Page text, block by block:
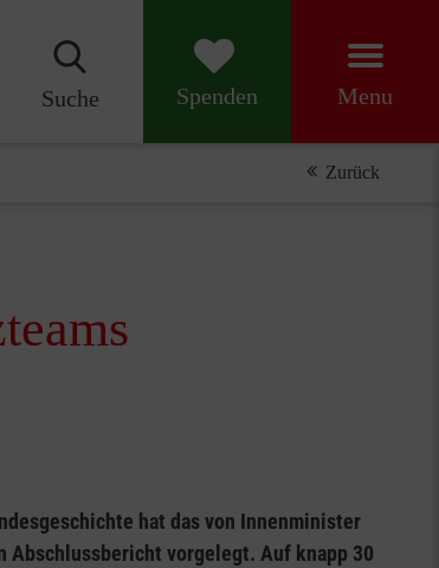
Suche Spenden Menu
Zurück
hat das von Innenminister
Abschlussbericht vorgelegt. Auf knapp 30